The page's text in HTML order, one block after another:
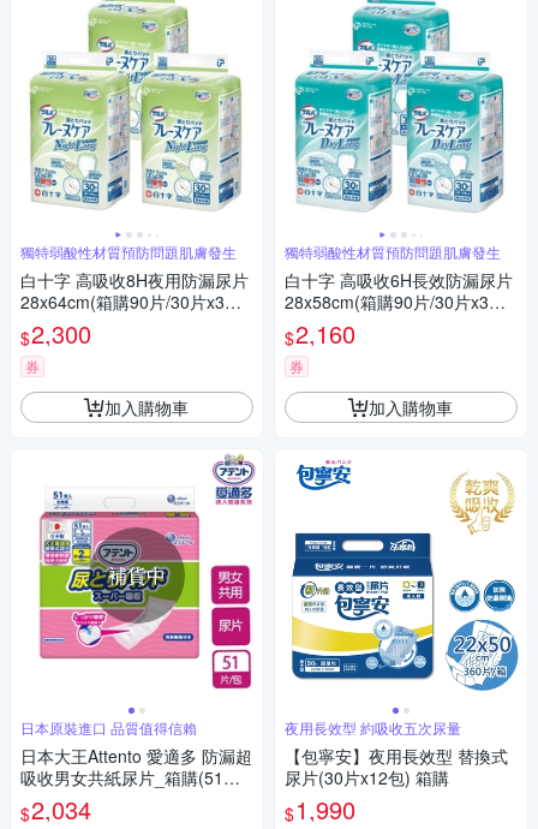
獨特弱酸性材質預防問題肌膚發生
白十字 高吸收8H夜用防漏尿片
28x64cm(箱購90片/30片x3包-
日本原裝進口)
$2,300
券
加入購物車
補貨中
日本原裝進口 品質值得信賴
日本大王Attento 愛適多 防漏超
吸收男女共紙尿片_箱購(51片/
包x6包)
$2,034
獨特弱酸性材質預防問題肌膚發生
白十字 高吸收6H長效防漏尿片
28x58cm(箱購90片/30片x3包-
日本原裝進口)
$2,160
券
加入購物車
夜用長效型 約吸收五次尿量
【包寧安】夜用長效型 替換式
尿片(30片x12包) 箱購
$1,990